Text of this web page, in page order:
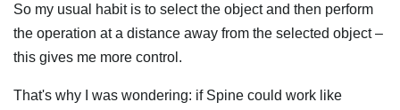
So my usual habit is to select the object and then perform
the operation at a distance away from the selected object –
this gives me more control.
That's why I was wondering: if Spine could work like